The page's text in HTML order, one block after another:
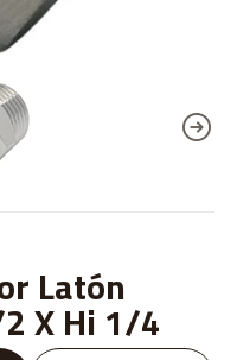
Latón
X Hi 1/4